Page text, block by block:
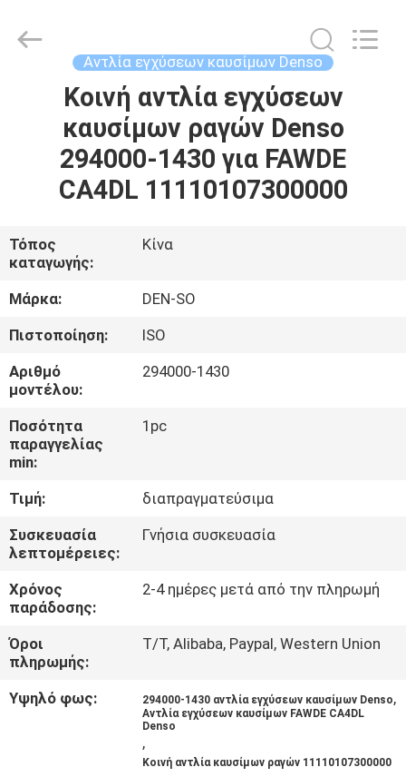
ΠΡΟΪΌΝΤΑ
ΣΧΕΤΙΚΆ
ΜΕ
ΕΜΆΣ
ΕΠΙΣΚΈΨΕΙΣ
ΣΤΟ
ΕΡΓΟΣΤΆΣΙΟ
ΈΛΕΓΧΟΣ
ΠΟΙΌΤΗΤΑΣ
ΖΗΤΉΣΤΕ
ΜΙΑ
ΠΡΟΣΦΟΡΆ
Parts
Αντλία εγχύσεων καυσίμων Denso
Κοινή αντλία εγχύσεων
καυσίμων ραγών Denso
294000-1430 για FAWDE
CA4DL 11110107300000
Τόπος
καταγωγής:
Κίνα
Μάρκα:
DEN-SO
Πιστοποίηση:
ISO
Αριθμό
μοντέλου:
294000-1430
Ποσότητα
παραγγελίας
min:
1pc
Τιμή:
διαπραγματεύσιμα
Συσκευασία
λεπτομέρειες:
Γνήσια συσκευασία
Χρόνος
παράδοσης:
2-4 ημέρες μετά από την πληρωμή
Όροι
πληρωμής:
T/T, Alibaba, Paypal, Western Union
Υψηλό φως: 294000-1430 αντλία εγχύσεων καυσίμων Denso,
Αντλία εγχύσεων καυσίμων FAWDE CA4DL
Denso
,
Κοινή αντλία καυσίμων ραγών 11110107300000